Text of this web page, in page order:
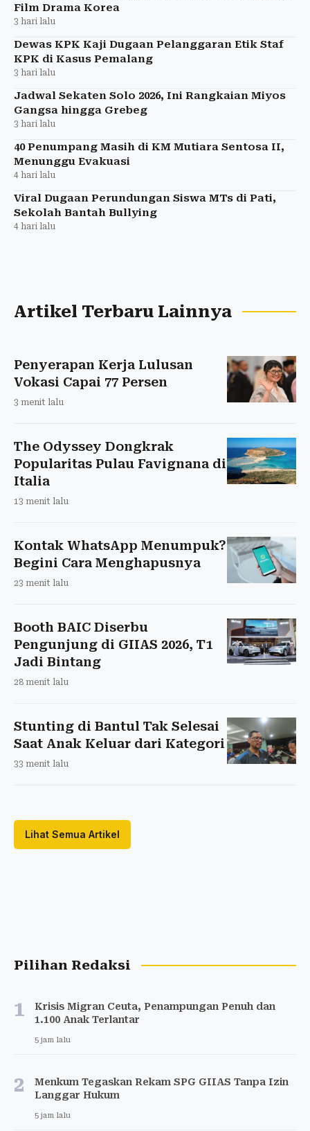
Film Drama Korea
3 hari lalu
Dewas KPK Kaji Dugaan Pelanggaran Etik Staf
KPK di Kasus Pemalang
3 hari lalu
Jadwal Sekaten Solo 2026, Ini Rangkaian Miyos
Gangsa hingga Grebeg
3 hari lalu
40 Penumpang Masih di KM Mutiara Sentosa II,
Menunggu Evakuasi
4 hari lalu
Viral Dugaan Perundungan Siswa MTs di Pati,
Sekolah Bantah Bullying
4 hari lalu
Artikel Terbaru Lainnya
Penyerapan Kerja Lulusan
Vokasi Capai 77 Persen
3 menit lalu
The Odyssey Dongkrak
Popularitas Pulau Favignana di
Italia
13 menit lalu
Kontak WhatsApp Menumpuk?
Begini Cara Menghapusnya
23 menit lalu
Booth BAIC Diserbu
Pengunjung di GIIAS 2026, T1
Jadi Bintang
28 menit lalu
Stunting di Bantul Tak Selesai
Saat Anak Keluar dari Kategori
33 menit lalu
Lihat Semua Artikel
Pilihan Redaksi
1
Krisis Migran Ceuta, Penampungan Penuh dan
1.100 Anak Terlantar
5 jam lalu
2
Menkum Tegaskan Rekam SPG GIIAS Tanpa Izin
Langgar Hukum
5 jam lalu